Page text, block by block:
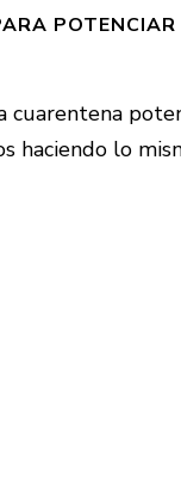
cuarentena
haciendo lo